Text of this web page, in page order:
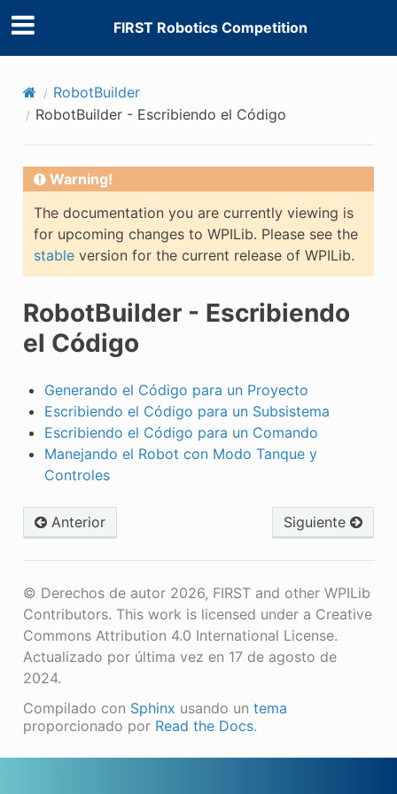
FIRST Robotics Competition
RobotBuilder
RobotBuilder - Escribiendo el Código
Warning!
The documentation you are currently viewing is
for upcoming changes to WPILib. Please see the
stableversion for the current release of WPILib.
RobotBuilder - Escribiendo
el Código
Generando el Código para un Proyecto
Escribiendo el Código para un Subsistema
Escribiendo el Código para un Comando
Manejando el Robot con Modo Tanque y
Controles
Anterior Siguiente
© Derechos de autor 2026, FIRST and other WPILib
Contributors. This work is licensed under a Creative
Commons Attribution 4.0 International License.
Actualizado por última vez en 17 de agosto de
2024.
Compilado con Sphinx usando un tema
proporcionado por Read the Docs.